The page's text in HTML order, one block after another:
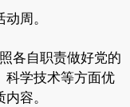
周。
各自职责做好党的
科学技术等方面优
容。